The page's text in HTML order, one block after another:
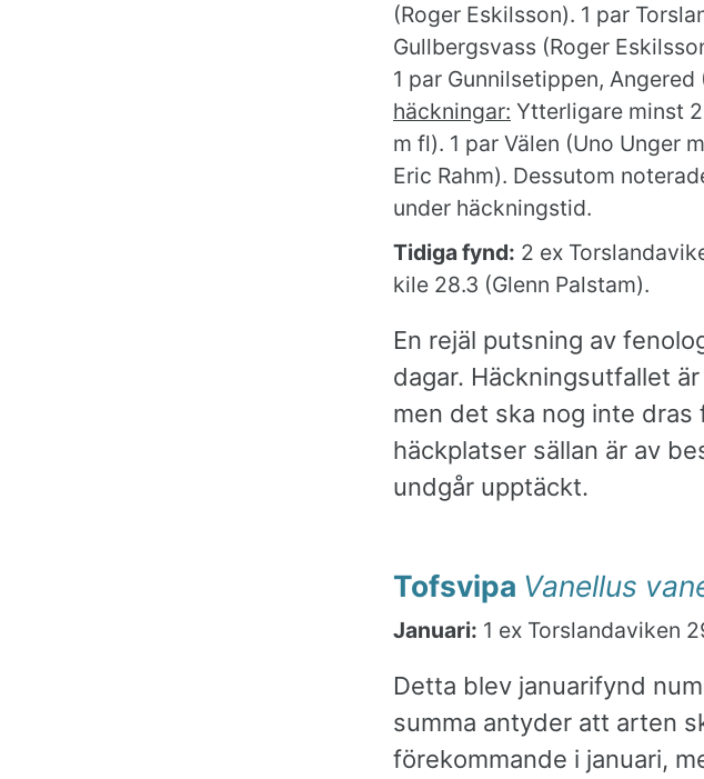
(Roger Eskilsson). 1 par
Gullbergsvass (Roger
1 par Gunnilsetippen,
häckningar: Ytterligare minst
m fl). 1 par Välen (Uno Unger
Eric Rahm). Dessutom
under häckningstid.
Tidiga fynd: 2 ex
kile 28.3 (Glenn Palstam).
En rejäl putsning av
dagar. Häckningsutfallet
men det ska nog inte
häckplatser sällan är av
undgår upptäckt.
Tofsvipa Vanellus
Januari: 1 ex Torslandaviken
Detta blev januarifynd
summa antyder att arten
förekommande i januari,